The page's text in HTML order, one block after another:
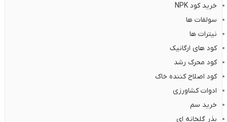
خرید کود NPK
سولفات ها
نیترات ها
کود های ارگانیک
کود محرک رشد
کود اصلاح کننده خاک
ادوات کشاورزی
خرید سم
بذر گلخانه ای